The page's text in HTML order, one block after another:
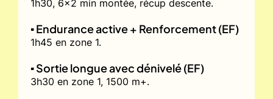
1h30, 6x2 min montée, récup descente.
▪️ Endurance active + Renforcement (EF)
1h45 en zone 1.
▪️ Sortie longue avec dénivelé (EF)
3h30 en zone 1, 1500 m+.